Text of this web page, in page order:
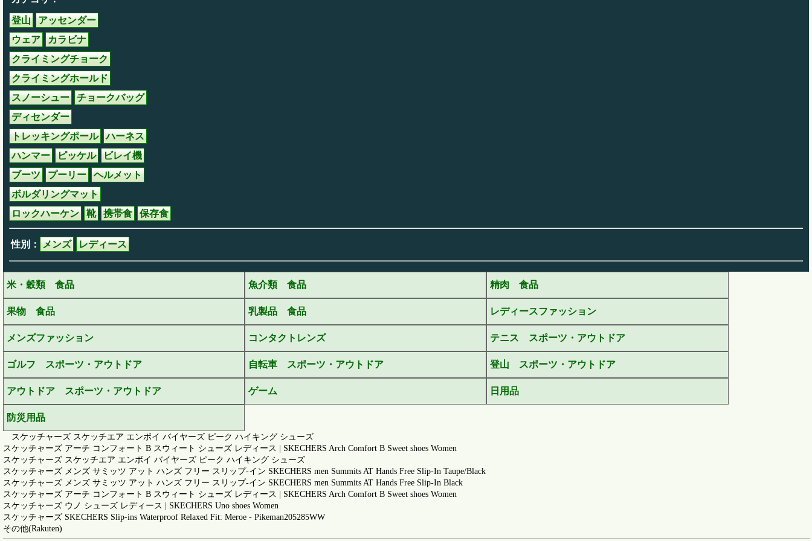
登山
アッセンダー
ウェア
カラビナ
クライミングチョーク
クライミングホールド
スノーシュー
チョークバッグ
ディセンダー
トレッキングポール
ハーネス
ハンマー
ピッケル
ビレイ機
ブーツ
プーリー
ヘルメット
ボルダリングマット
ロックハーケン
靴 携帯食 保存食
性別： メンズ レディース
米・穀類 食品 魚介類 食品 精肉 食品
果物 食品 乳製品 食品 レディースファッション
メンズファッション コンタクトレンズ テニス スポーツ・アウトドア
ゴルフ スポーツ・アウトドア 自転車 スポーツ・アウトドア 登山 スポーツ・アウトドア
アウトドア スポーツ・アウトドア ゲーム 日用品
防災用品
スケッチャーズ スケッチエア エンボイ バイヤーズ ピーク ハイキング シューズ
スケッチャーズ アーチ コンフォート B スウィート シューズ レディース | SKECHERS Arch Comfort B Sweet shoes Women
スケッチャーズ スケッチエア エンボイ バイヤーズ ピーク ハイキング シューズ
スケッチャーズ メンズ サミッツ アット ハンズ フリー スリップ-イン SKECHERS men Summits AT Hands Free Slip-In Taupe/Black
スケッチャーズ メンズ サミッツ アット ハンズ フリー スリップ-イン SKECHERS men Summits AT Hands Free Slip-In Black
スケッチャーズ アーチ コンフォート B スウィート シューズ レディース | SKECHERS Arch Comfort B Sweet shoes Women
スケッチャーズ ウノ シューズ レディース | SKECHERS Uno shoes Women
スケッチャーズ SKECHERS Slip-ins Waterproof Relaxed Fit: Meroe - Pikeman205285WW
その他(Rakuten)